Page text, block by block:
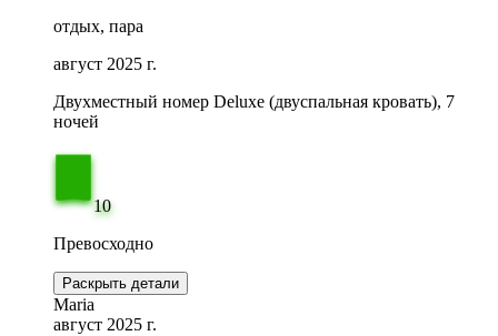
отдых, пара
август 2025 г.
Двухместный номер Deluxe (двуспальная кровать), 7
ночей
10
Превосходно
Раскрыть детали
Maria
август 2025 г.